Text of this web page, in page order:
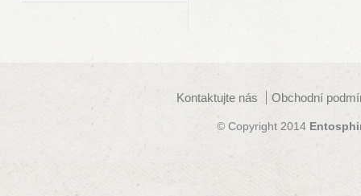
Kontaktujte nás Obchodní
© Copyright 2014